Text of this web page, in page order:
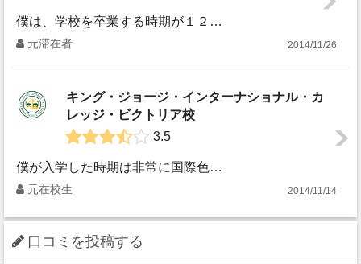
僕は、学校を卒業する時期が１２月だったので仕事探しも冬場だったのですが、冬の時期のvictoriaは閑散期で夏に比べると留学生が出来る仕事というのが、非常...
元滞在者 2014/11/26
キング・ジョージ・インターナショナル・カ
レッジ・ビクトリア校
3.5
僕が入学した時期は非常に国際色が豊かてました。日本、韓国、台湾、サウジアラビア、ブラジル、メキシコ、エクアドルとざっとこんな感じの具合で、日本人も多かった...
元在校生 2014/11/14
口コミを投稿する